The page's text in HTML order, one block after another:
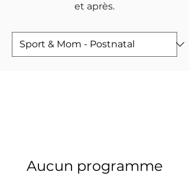
et après.
Aucun programme